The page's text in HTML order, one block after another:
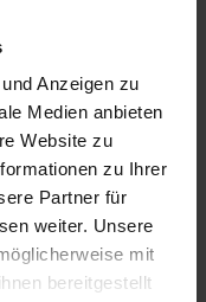
Anzeigen zu
Medien anbieten
Website zu
zu Ihrer
Partner für
weiter. Unsere
mit
bereitgestellt
Mai
in Deutschland
Pelletspreise-Seite